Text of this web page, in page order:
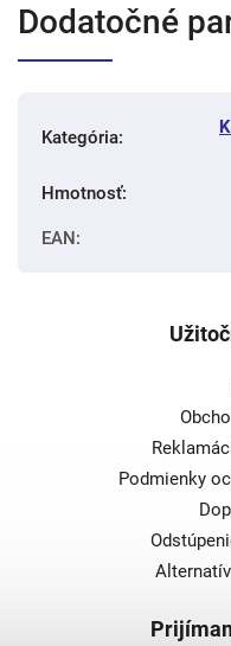
Dodatočné
Kategória:
Hmotnosť:
EAN:
Podmienky